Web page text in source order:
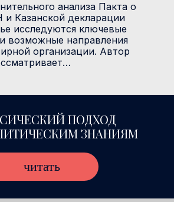
анализа Пакта о
Казанской декларации
исследуются ключевые
возможные направления
организации. Автор
ПОДХОД
ЗНАНИЯМ
читать